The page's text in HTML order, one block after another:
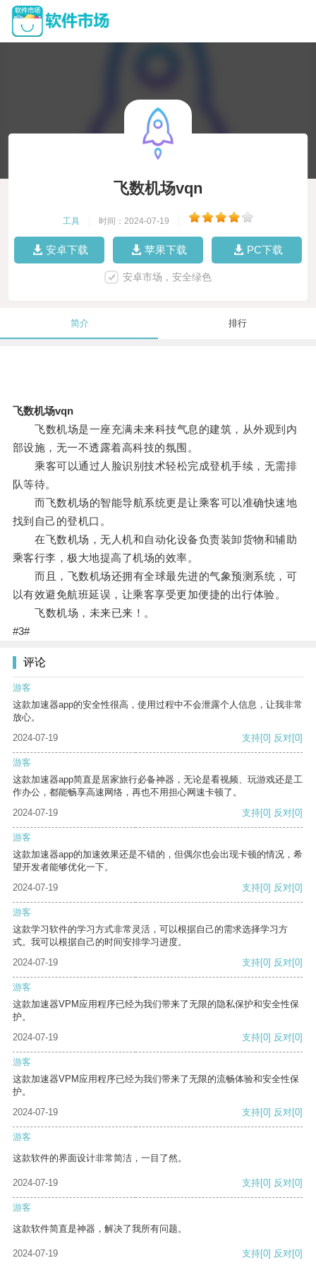
飞数机场vqn
工具 时间：2024-07-19
安卓下载 苹果下载 PC下载
安卓市场，安全绿色
简介 排行
飞数机场vqn
飞数机场是一座充满未来科技气息的建筑，从外观到内
部设施，无一不透露着高科技的氛围。
乘客可以通过人脸识别技术轻松完成登机手续，无需排
队等待。
而飞数机场的智能导航系统更是让乘客可以准确快速地
找到自己的登机口。
在飞数机场，无人机和自动化设备负责装卸货物和辅助
乘客行李，极大地提高了机场的效率。
而且，飞数机场还拥有全球最先进的气象预测系统，可
以有效避免航班延误，让乘客享受更加便捷的出行体验。
飞数机场，未来已来！。
#3#
评论
游客
这款加速器app的安全性很高，使用过程中不会泄露个人信息，让我非常
放心。
2024-07-19
支持[0] 反对[0]
游客
这款加速器app简直是居家旅行必备神器，无论是看视频、玩游戏还是工
作办公，都能畅享高速网络，再也不用担心网速卡顿了。
2024-07-19
支持[0] 反对[0]
游客
这款加速器app的加速效果还是不错的，但偶尔也会出现卡顿的情况，希
望开发者能够优化一下。
2024-07-19
支持[0] 反对[0]
游客
这款学习软件的学习方式非常灵活，可以根据自己的需求选择学习方
式。我可以根据自己的时间安排学习进度。
2024-07-19
支持[0] 反对[0]
游客
这款加速器VPM应用程序已经为我们带来了无限的隐私保护和安全性保
护。
2024-07-19
支持[0] 反对[0]
游客
这款加速器VPM应用程序已经为我们带来了无限的流畅体验和安全性保
护。
2024-07-19
支持[0] 反对[0]
游客
这款软件的界面设计非常简洁，一目了然。
2024-07-19 支持[0] 反对[0]
游客
这款软件简直是神器，解决了我所有问题。
2024-07-19 支持[0] 反对[0]